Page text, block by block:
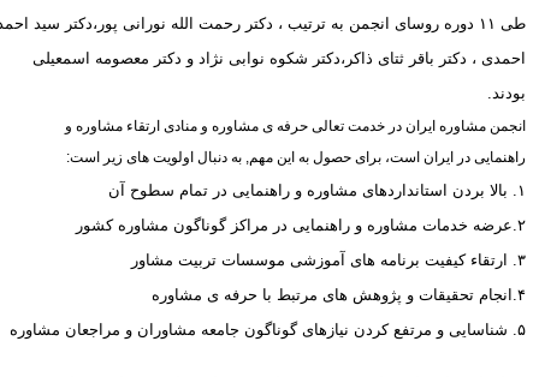
طی ۱۱ دوره روسای انجمن به ترتیب ، دکتر رحمت الله نورانی پور،دکتر سید احمد
احمدی ، دکتر باقر ثتای ذاکر،دکتر شکوه نوابی نژاد و دکتر معصومه اسمعیلی
بودند.
انجمن مشاوره ایران در خدمت تعالی حرفه ی مشاوره و منادی ارتقاء مشاوره و
راهنمایی در ایران است، برای حصول به این مهم, به دنبال اولویت های زیر است:
. ارتقاء کیفیت برنامه های آموزشی موسسات تربیت مشاور